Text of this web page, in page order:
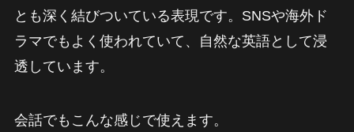
とも深く結びついている表現です。SNSや海外ド
ラマでもよく使われていて、自然な英語として浸
透しています。
会話でもこんな感じで使えます。